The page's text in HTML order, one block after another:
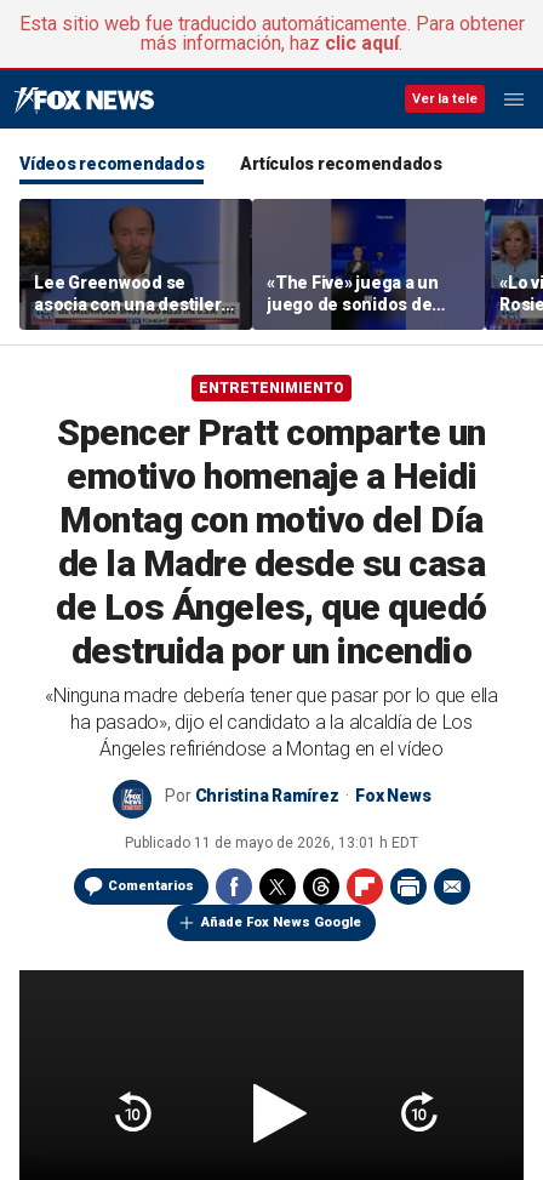
Esta sitio web fue traducido automáticamente. Para obtener
más información, haz clic aquí.
Ver la tele
Vídeos recomendados Artículos recomendados
Lee Greenwood se
asocia con una destilería
regentada por veteranos
«The Five» juega a un
juego de sonidos de
animales
«Lo
su
ENTRETENIMIENTO
Spencer Pratt comparte un
emotivo homenaje a Heidi
Montag con motivo del Día
de la Madre desde su casa
de Los Ángeles, que quedó
destruida por un incendio
«Ninguna madre debería tener que pasar por lo que ella
ha pasado», dijo el candidato a la alcaldía de Los
Ángeles refiriéndose a Montag en el vídeo
Por Christina Ramírez Fox News
Publicado 11 de mayo de 2026, 13:01 h EDT
Comentarios
Añade Fox News Google